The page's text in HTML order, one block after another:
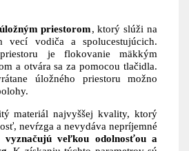
priestorom, ktorý slúži na
vecí vodiča a spolucestujúcich.
je flokovanie mäkkým
a otvára sa za pomocou tlačidla.
úložného priestoru možno
materiál najvyššej kvality, ktorý
nevŕzga a nevydáva nepríjemné
vyznačujú veľkou odolnosťou a